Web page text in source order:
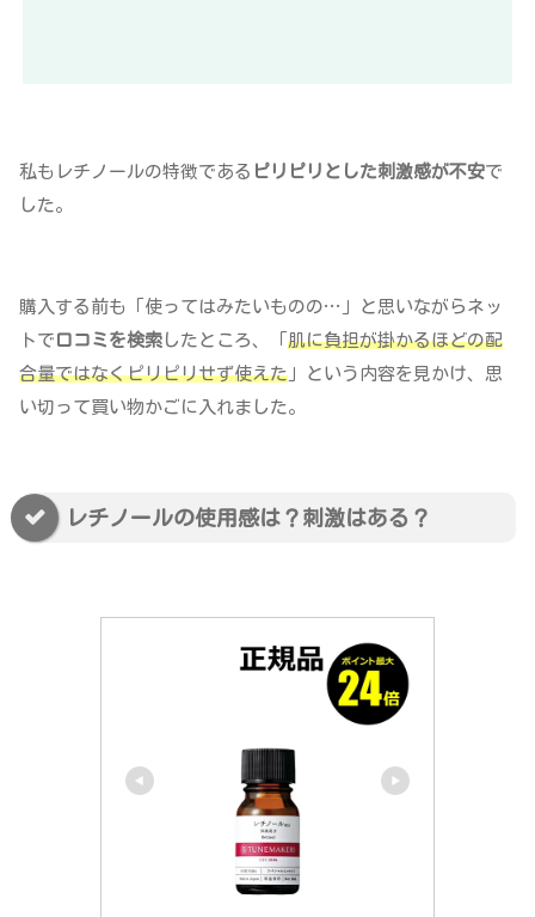
私もレチノールの特徴である ピリピリとした刺激感が不安で
した。
購入する前も「使ってはみたいものの…」と思いながらネッ
トで 口コミを検索 したところ、「 肌に負担が掛かるほどの配
合量ではなくピリピリせず使えた 」という内容を見かけ、思
い切って買い物かごに入れました。
レチノールの使用感は？刺激はある？